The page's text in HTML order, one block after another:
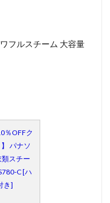
フルスチーム 大容量
％OFFク
パナソ
類スチー
C [ハ
き]